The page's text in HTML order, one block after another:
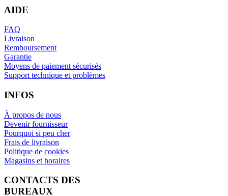
AIDE
FAQ
Livraison
Remboursement
Garantie
Moyens de paiement sécurisés
Support technique et problèmes
INFOS
À propos de nous
Devenir fournisseur
Pourquoi si peu cher
Frais de livraison
Politique de cookies
Magasins et horaires
CONTACTS DES
BUREAUX